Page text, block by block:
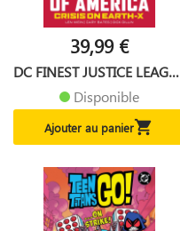
39,99 €
DC FINEST JUSTICE LEAGUE
Disponible
Ajouter au panier